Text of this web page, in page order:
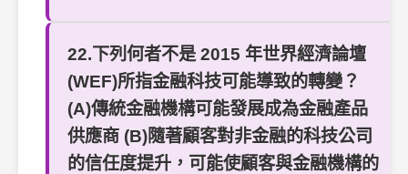
22.下列何者不是 2015 年世界經濟論壇
(WEF)所指金融科技可能導致的轉變？
(A)傳統金融機構可能發展成為金融產品
供應商 (B)隨著顧客對非金融的科技公司
的信任度提升，可能使顧客與金融機構的